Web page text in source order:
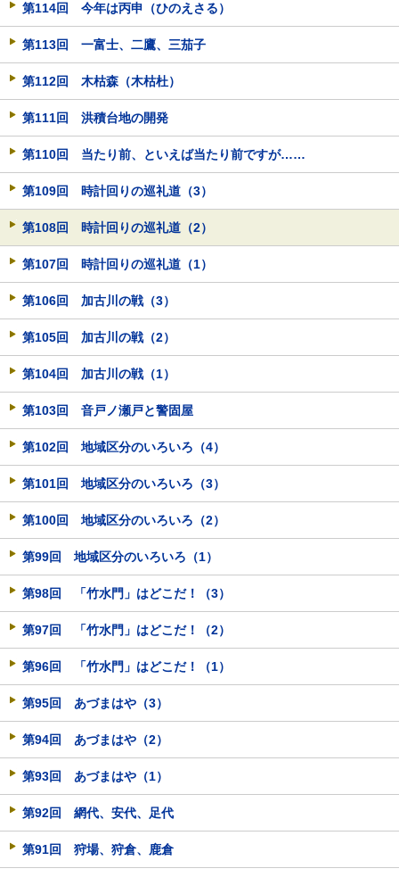
第114回 今年は丙申（ひのえさる）
第113回 一富士、二鷹、三茄子
第112回 木枯森（木枯杜）
第111回 洪積台地の開発
第110回 当たり前、といえば当たり前ですが……
第109回 時計回りの巡礼道（3）
第108回 時計回りの巡礼道（2）
第107回 時計回りの巡礼道（1）
第106回 加古川の戦（3）
第105回 加古川の戦（2）
第104回 加古川の戦（1）
第103回 音戸ノ瀬戸と警固屋
第102回 地域区分のいろいろ（4）
第101回 地域区分のいろいろ（3）
第100回 地域区分のいろいろ（2）
第99回 地域区分のいろいろ（1）
第98回 「竹水門」はどこだ！（3）
第97回 「竹水門」はどこだ！（2）
第96回 「竹水門」はどこだ！（1）
第95回 あづまはや（3）
第94回 あづまはや（2）
第93回 あづまはや（1）
第92回 網代、安代、足代
第91回 狩場、狩倉、鹿倉